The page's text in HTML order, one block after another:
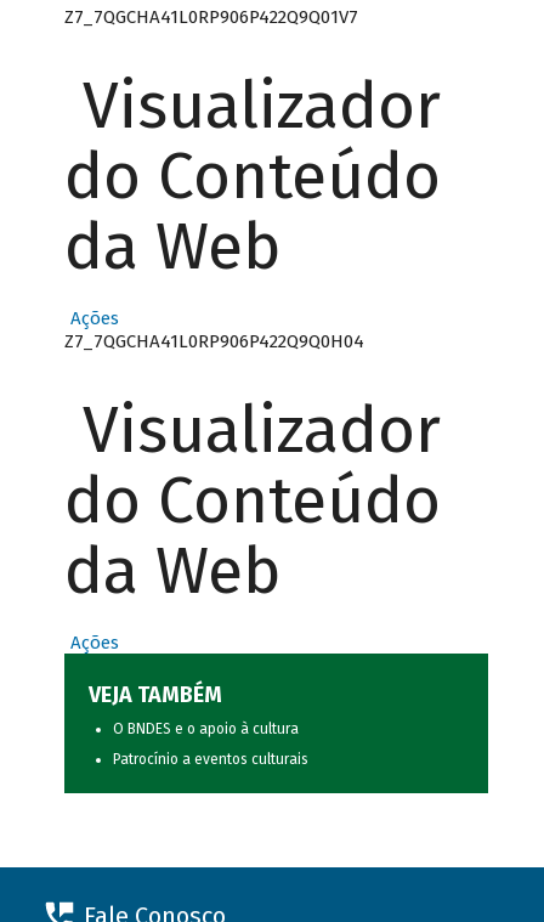
Z7_7QGCHA41L0RP906P422Q9Q01V7
Visualizador
do Conteúdo
da Web
Ações
Z7_7QGCHA41L0RP906P422Q9Q0H04
Visualizador
do Conteúdo
da Web
Ações
VEJA TAMBÉM
O BNDES e o apoio à cultura
Patrocínio a eventos culturais
Fale Conosco